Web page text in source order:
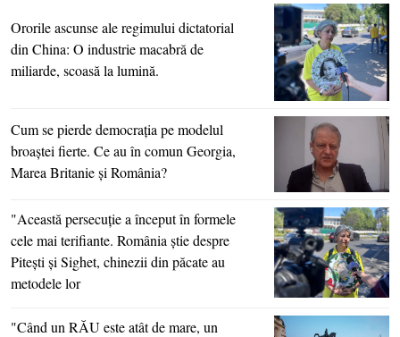
Ororile ascunse ale regimului dictatorial
din China: O industrie macabră de
miliarde, scoasă la lumină.
Cum se pierde democraţia pe modelul
broaştei fierte. Ce au în comun Georgia,
Marea Britanie şi România?
"Această persecuţie a început în formele
cele mai terifiante. România ştie despre
Piteşti şi Sighet, chinezii din păcate au
metodele lor
"Când un RĂU este atât de mare, un